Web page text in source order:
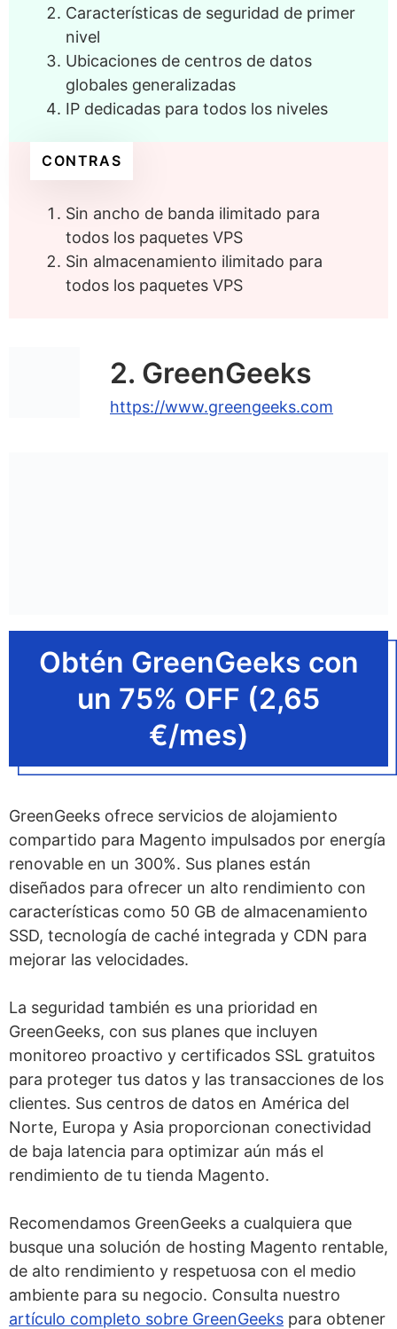
Características de seguridad de primer
nivel
Ubicaciones de centros de datos
globales generalizadas
IP dedicadas para todos los niveles
CONTRAS
Sin ancho de banda ilimitado para
todos los paquetes VPS
Sin almacenamiento ilimitado para
todos los paquetes VPS
2. GreenGeeks
https://www.greengeeks.com
Obtén GreenGeeks con
un 75% OFF (2,65
€/mes)
GreenGeeks ofrece servicios de alojamiento
compartido para Magento impulsados por energía
renovable en un 300%. Sus planes están
diseñados para ofrecer un alto rendimiento con
características como 50 GB de almacenamiento
SSD, tecnología de caché integrada y CDN para
mejorar las velocidades.
La seguridad también es una prioridad en
GreenGeeks, con sus planes que incluyen
monitoreo proactivo y certificados SSL gratuitos
para proteger tus datos y las transacciones de los
clientes. Sus centros de datos en América del
Norte, Europa y Asia proporcionan conectividad
de baja latencia para optimizar aún más el
rendimiento de tu tienda Magento.
Recomendamos GreenGeeks a cualquiera que
busque una solución de hosting Magento rentable,
de alto rendimiento y respetuosa con el medio
ambiente para su negocio. Consulta nuestro
artículo completo sobre GreenGeeks para obtener